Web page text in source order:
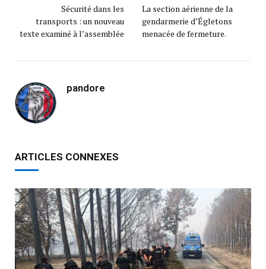
Sécurité dans les
transports : un nouveau
texte examiné à l’assemblée
La section aérienne de la
gendarmerie d’Égletons
menacée de fermeture.
pandore
ARTICLES CONNEXES